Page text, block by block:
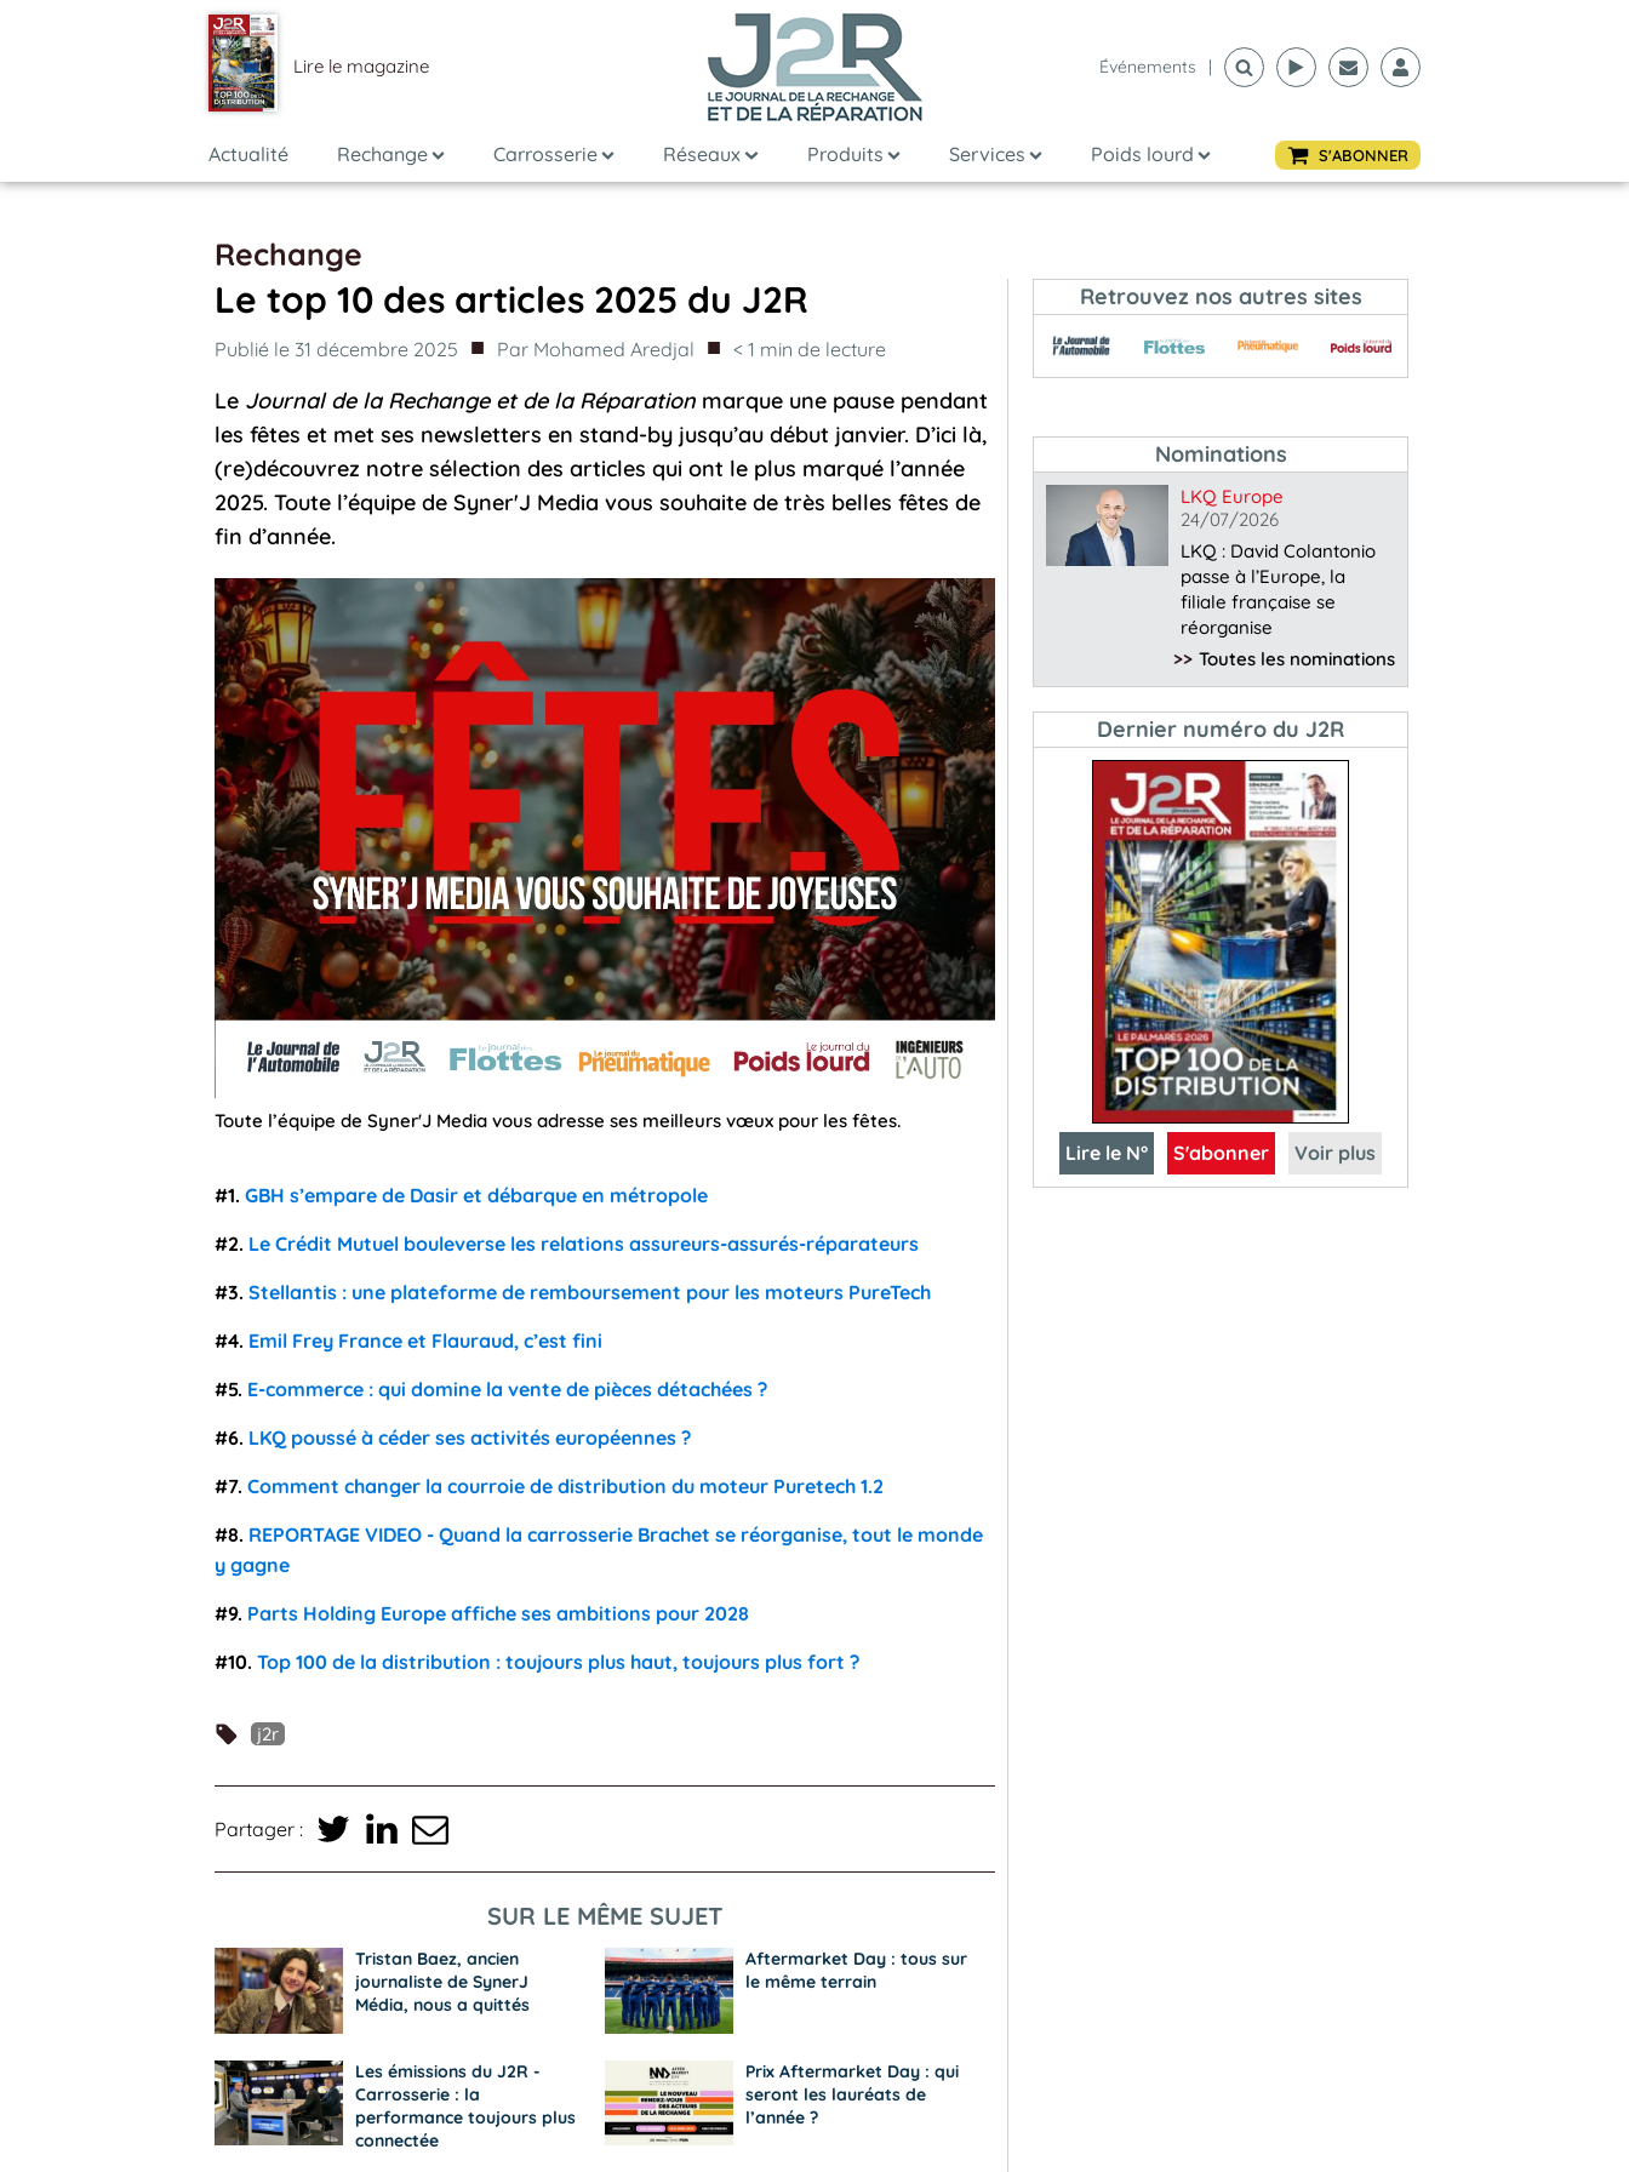
Lire le magazine Événements |
Actualité Rechange Carrosserie Réseaux Produits Services Poids lourd S'ABONNER
Rechange
Le top 10 des articles 2025 du J2R
Publié le 31 décembre 2025 ■ Par Mohamed Aredjal ■ < 1 min de lecture
Le Journal de la Rechange et de la Réparation marque une pause pendant
les fêtes et met ses newsletters en stand-by jusqu’au début janvier. D’ici là,
(re)découvrez notre sélection des articles qui ont le plus marqué l’année
2025. Toute l’équipe de Syner'J Media vous souhaite de très belles fêtes de
fin d’année.
Toute l’équipe de Syner'J Media vous adresse ses meilleurs vœux pour les fêtes.
#1. GBH s’empare de Dasir et débarque en métropole
#2. Le Crédit Mutuel bouleverse les relations assureurs-assurés-réparateurs
#3. Stellantis : une plateforme de remboursement pour les moteurs PureTech
#4. Emil Frey France et Flauraud, c’est fini
#5. E-commerce : qui domine la vente de pièces détachées ?
#6. LKQ poussé à céder ses activités européennes ?
#7. Comment changer la courroie de distribution du moteur Puretech 1.2
#8. REPORTAGE VIDEO - Quand la carrosserie Brachet se réorganise, tout le monde
y gagne
#9. Parts Holding Europe affiche ses ambitions pour 2028
#10. Top 100 de la distribution : toujours plus haut, toujours plus fort ?
j2r
Partager :
SUR LE MÊME SUJET
Tristan Baez, ancien
journaliste de SynerJ
Média, nous a quittés
Aftermarket Day : tous sur
le même terrain
Les émissions du J2R -
Carrosserie : la
performance toujours plus
connectée
Prix Aftermarket Day : qui
seront les lauréats de
l’année ?
Retrouvez nos autres sites
Nominations
LKQ Europe
24/07/2026
LKQ : David Colantonio
passe à l’Europe, la
filiale française se
réorganise
>> Toutes les nominations
Dernier numéro du J2R
Lire le N° S'abonner Voir plus